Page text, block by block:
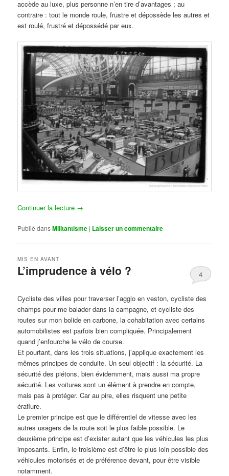
accède au luxe, plus personne n’en tire d’avantages ; au
contraire : tout le monde roule, frustre et dépossède les autres et
est roulé, frustré et dépossédé par eux.
Continuer la lecture →
Publié dansMilitantisme | Laisser un commentaire
L’imprudence à vélo ?
MIS EN AVANT
4
Cycliste des villes pour traverser l’agglo en veston, cycliste des
champs pour me balader dans la campagne, et cycliste des
routes sur mon bolide en carbone, la cohabitation avec certains
automobilistes est parfois bien compliquée. Principalement
quand j’enfourche le vélo de course.
Et pourtant, dans les trois situations, j’applique exactement les
mêmes principes de conduite. Un seul objectif : la sécurité. La
sécurité des piétons, bien évidemment, mais aussi ma propre
sécurité. Les voitures sont un élément à prendre en compte,
mais pas à protéger. Car au pire, elles risquent une petite
éraflure.
Le premier principe est que le différentiel de vitesse avec les
autres usagers de la route soit le plus faible possible. Le
deuxième principe est d’exister autant que les véhicules les plus
imposants. Enfin, le troisième est d’être le plus loin possible des
véhicules motorisés et de préférence devant, pour être visible
notamment.